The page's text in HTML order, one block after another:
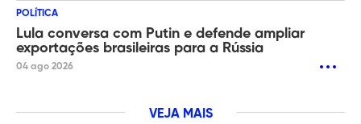
POLÍTICA
Lula conversa com Putin e defende ampliar
exportações brasileiras para a Rússia
04 ago 2026
VEJA MAIS